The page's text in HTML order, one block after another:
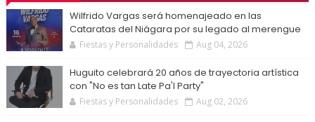
Wilfrido Vargas será homenajeado en las
Cataratas del Niágara por su legado al merengue
Fiestas y Personalidades Aug 04, 2026
Huguito celebrará 20 años de trayectoria artística
con "No es tan Late Pa'l Party"
Fiestas y Personalidades Aug 02, 2026